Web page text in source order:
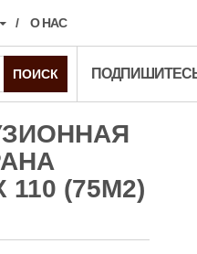
О НАС
ПОИСК
110 (75М2)